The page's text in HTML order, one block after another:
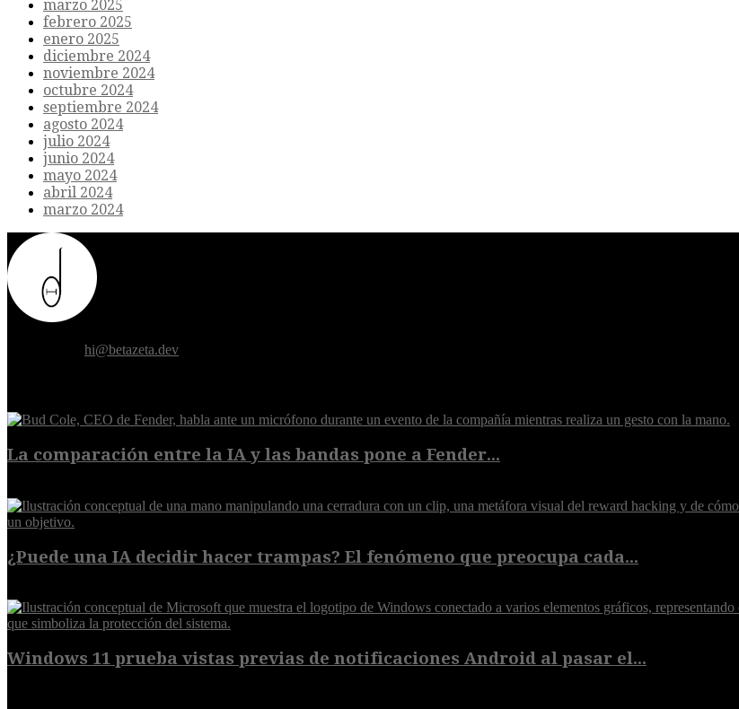
marzo 2025
febrero 2025
enero 2025
diciembre 2024
noviembre 2024
octubre 2024
septiembre 2024
agosto 2024
julio 2024
junio 2024
mayo 2024
abril 2024
marzo 2024
hi@betazeta.dev
La comparación entre la IA y las bandas pone a Fender...
¿Puede una IA decidir hacer trampas? El fenómeno que preocupa cada...
Windows 11 prueba vistas previas de notificaciones Android al pasar el...